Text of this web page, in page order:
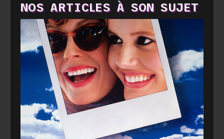
NOS ARTICLES À SON SUJET